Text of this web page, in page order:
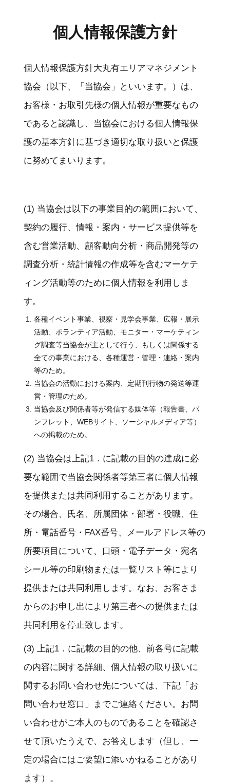
個人情報保護方針
個人情報保護方針大丸有エリアマネジメント
協会（以下、「当協会」といいます。）は、
お客様・お取引先様の個人情報が重要なもの
であると認識し、当協会における個人情報保
護の基本方針に基づき適切な取り扱いと保護
に努めてまいります。
(1) 当協会は以下の事業目的の範囲において、
契約の履行、情報・案内・サービス提供等を
含む営業活動、顧客動向分析・商品開発等の
調査分析・統計情報の作成等を含むマーケテ
ィング活動等のために個人情報を利用しま
す。
各種イベント事業、視察・見学会事業、広報・展示
活動、ボランティア活動、モニター・マーケティン
グ調査等当協会が主として行う、もしくは関係する
全ての事業における、各種運営・管理・連絡・案内
等のため。
当協会の活動における案内、定期刊行物の発送等運
営・管理のため。
当協会及び関係者等が発信する媒体等（報告書、パ
ンフレット、WEBサイト、ソーシャルメディア等）
への掲載のため。
(2) 当協会は上記1．に記載の目的の達成に必
要な範囲で当協会関係者等第三者に個人情報
を提供または共同利用することがあります。
その場合、氏名、所属団体・部署・役職、住
所・電話番号・FAX番号、メールアドレス等の
所要項目について、口頭・電子データ・宛名
シール等の印刷物または一覧リスト等により
提供または共同利用します。なお、お客さま
からのお申し出により第三者への提供または
共同利用を停止致します。
(3) 上記1．に記載の目的の他、前各号に記載
の内容に関する詳細、個人情報の取り扱いに
関するお問い合わせ先については、下記「お
問い合わせ窓口」までご連絡ください。お問
い合わせがご本人のものであることを確認さ
せて頂いたうえで、お答えします（但し、一
定の場合にはご要望に添いかねることがあり
ます）。